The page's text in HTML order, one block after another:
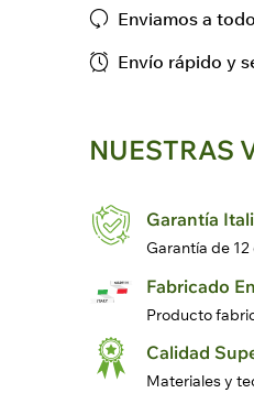
Enviamos a
Envío rápido y
NUESTRAS
Garantía
Garantía de
Fabricado
Producto
Calidad
Materiales y